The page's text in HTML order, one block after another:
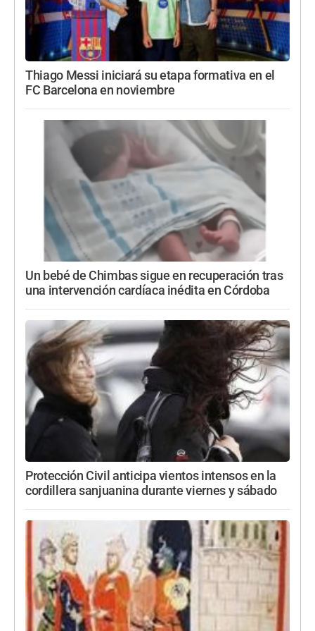
Thiago Messi iniciará su etapa formativa en el
FC Barcelona en noviembre
Un bebé de Chimbas sigue en recuperación tras
una intervención cardíaca inédita en Córdoba
Protección Civil anticipa vientos intensos en la
cordillera sanjuanina durante viernes y sábado